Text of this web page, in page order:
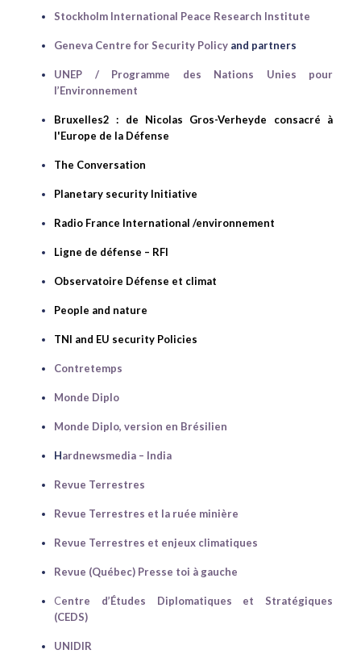
Stockholm International Peace Research Institute
Geneva Centre for Security Policy and partners
UNEP / Programme des Nations Unies pour
l’Environnement
Bruxelles2 : de Nicolas Gros-Verheyde consacré à
l'Europe de la Défense
The Conversation
Planetary security Initiative
Radio France International /environnement
Ligne de défense – RFI
Observatoire Défense et climat
People and nature
TNI and EU security Policies
Contretemps
Monde Diplo
Monde Diplo, version en Brésilien
Hardnewsmedia – India
Revue Terrestres
Revue Terrestres et la ruée minière
Revue Terrestres et enjeux climatiques
Revue (Québec) Presse toi à gauche
Centre d’Études Diplomatiques et Stratégiques
(CEDS)
UNIDIR